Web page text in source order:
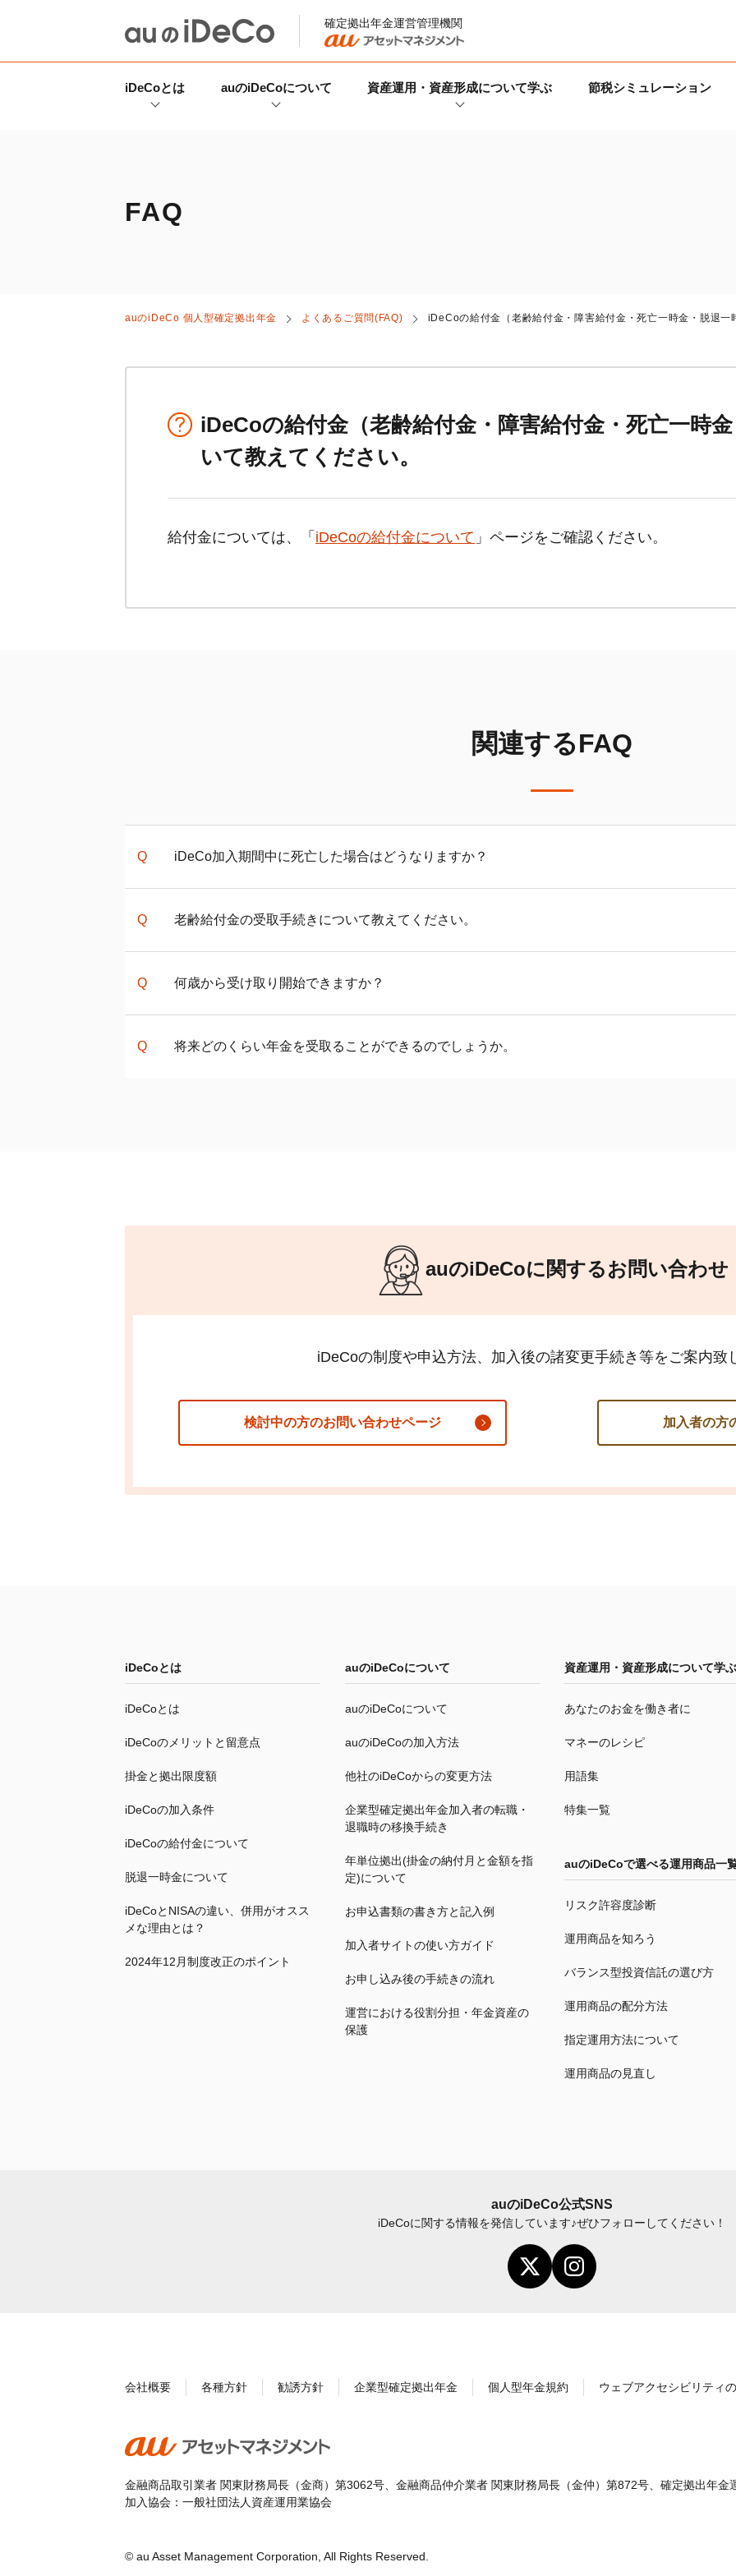
確定拠出年金運営管理機関
iDeCoとは auのiDeCoについて 資産運用・資産形成について学ぶ 節税シミュレーション
FAQ
auのiDeCo 個人型確定拠出年金 よくあるご質問(FAQ) iDeCoの給付金（老齢給付金・障害給付金・死亡一時金・脱退一
iDeCoの給付金（老齢給付金・障害給付金・死亡一時
いて教えてください。
給付金については、「 iDeCoの給付金について 」ページをご確認ください。
関連するFAQ
iDeCo加入期間中に死亡した場合はどうなりますか？
保有資産を売却し死亡一時金としてご遺族に支払われます。みなし相続財産として相続税の課
500万円までの非課税枠があります。
老齢給付金の受取手続きについて教えてください。
「老齢給付金の受取手続き」ページ
何歳から受け取り開始できますか？
老齢給付金の受給開始は60歳から75歳の間で選択できます。ただし、加入期間（確定拠出型年
あれば加入期間に応じて受給開始年齢が先延ばしになります。加入期間2年未満の場合、受給
将来どのくらい年金を受取ることができるのでしょうか。
auのiDeCoに関するお問い合わせ
iDeCoの制度や申込方法、加入後の諸変更手続き等をご案内致
検討中の方のお問い合わせページ 加入者の方
iDeCoとは
iDeCoとは
iDeCoのメリットと留意点
掛金と拠出限度額
iDeCoの加入条件
iDeCoの給付金について
脱退一時金について
iDeCoとNISAの違い、併用がオスス
メな理由とは？
2024年12月制度改正のポイント
auのiDeCoについて
auのiDeCoについて
auのiDeCoの加入方法
他社のiDeCoからの変更方法
企業型確定拠出年金加入者の転職・
退職時の移換手続き
年単位拠出(掛金の納付月と金額を指
定)について
お申込書類の書き方と記入例
加入者サイトの使い方ガイド
お申し込み後の手続きの流れ
運営における役割分担・年金資産の
保護
資産運用・資産形成について学ぶ
あなたのお金を働き者に
マネーのレシピ
用語集
特集一覧
auのiDeCoで選べる運用商品一
リスク許容度診断
運用商品を知ろう
バランス型投資信託の選び方
運用商品の配分方法
指定運用方法について
運用商品の見直し
auのiDeCo公式SNS
iDeCoに関する情報を発信しています♪ぜひフォローしてください！
会社概要 各種方針 勧誘方針 企業型確定拠出年金 個人型年金規約 ウェブアクセシビリティ
金融商品取引業者 関東財務局長（金商）第3062号、金融商品仲介業者 関東財務局長（金仲）第872号、確定拠出年金
加入協会：一般社団法人資産運用業協会
© au Asset Management Corporation, All Rights Reserved.